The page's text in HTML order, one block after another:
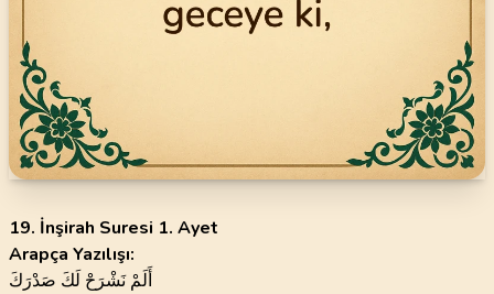
19. İnşirah Suresi 1. Ayet
Arapça Yazılışı:
أَلَمْ نَشْرَحْ لَكَ صَدْرَكَ